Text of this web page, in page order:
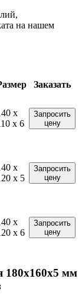
на нашем
Заказать
x
x 6
Запросить
цену
x
x 5
Запросить
цену
x
x 6
Запросить
цену
180x160x5 мм